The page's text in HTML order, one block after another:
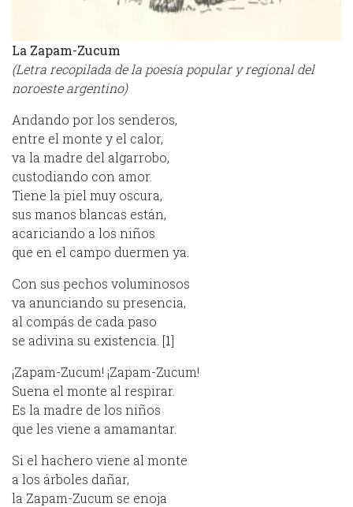
La Zapam-Zucum
(Letra recopilada de la poesía popular y regional del
noroeste argentino)
Andando por los senderos,
entre el monte y el calor,
va la madre del algarrobo,
custodiando con amor.
Tiene la piel muy oscura,
sus manos blancas están,
acariciando a los niños
que en el campo duermen ya.
Con sus pechos voluminosos
va anunciando su presencia,
al compás de cada paso
se adivina su existencia. [1]
¡Zapam-Zucum! ¡Zapam-Zucum!
Suena el monte al respirar.
Es la madre de los niños
que les viene a amamantar.
Si el hachero viene al monte
a los árboles dañar,
la Zapam-Zucum se enoja